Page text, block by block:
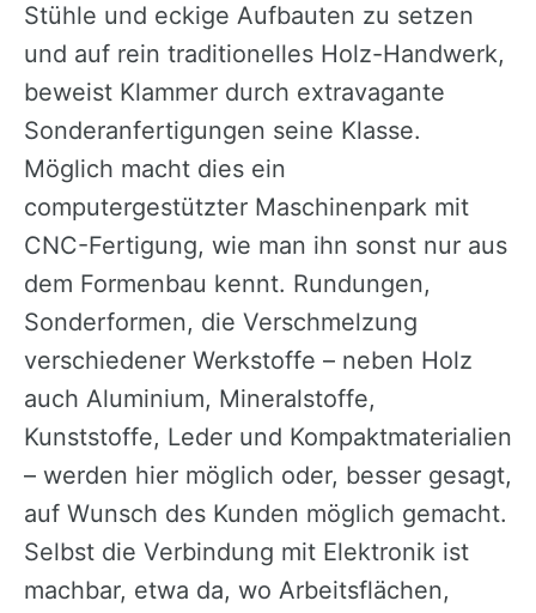
Stühle und eckige Aufbauten zu setzen
und auf rein traditionelles Holz-Handwerk,
beweist Klammer durch extravagante
Sonderanfertigungen seine Klasse.
Möglich macht dies ein
computergestützter Maschinenpark mit
CNC-Fertigung, wie man ihn sonst nur aus
dem Formenbau kennt. Rundungen,
Sonderformen, die Verschmelzung
verschiedener Werkstoffe – neben Holz
auch Aluminium, Mineralstoffe,
Kunststoffe, Leder und Kompaktmaterialien
– werden hier möglich oder, besser gesagt,
auf Wunsch des Kunden möglich gemacht.
Selbst die Verbindung mit Elektronik ist
machbar, etwa da, wo Arbeitsflächen,